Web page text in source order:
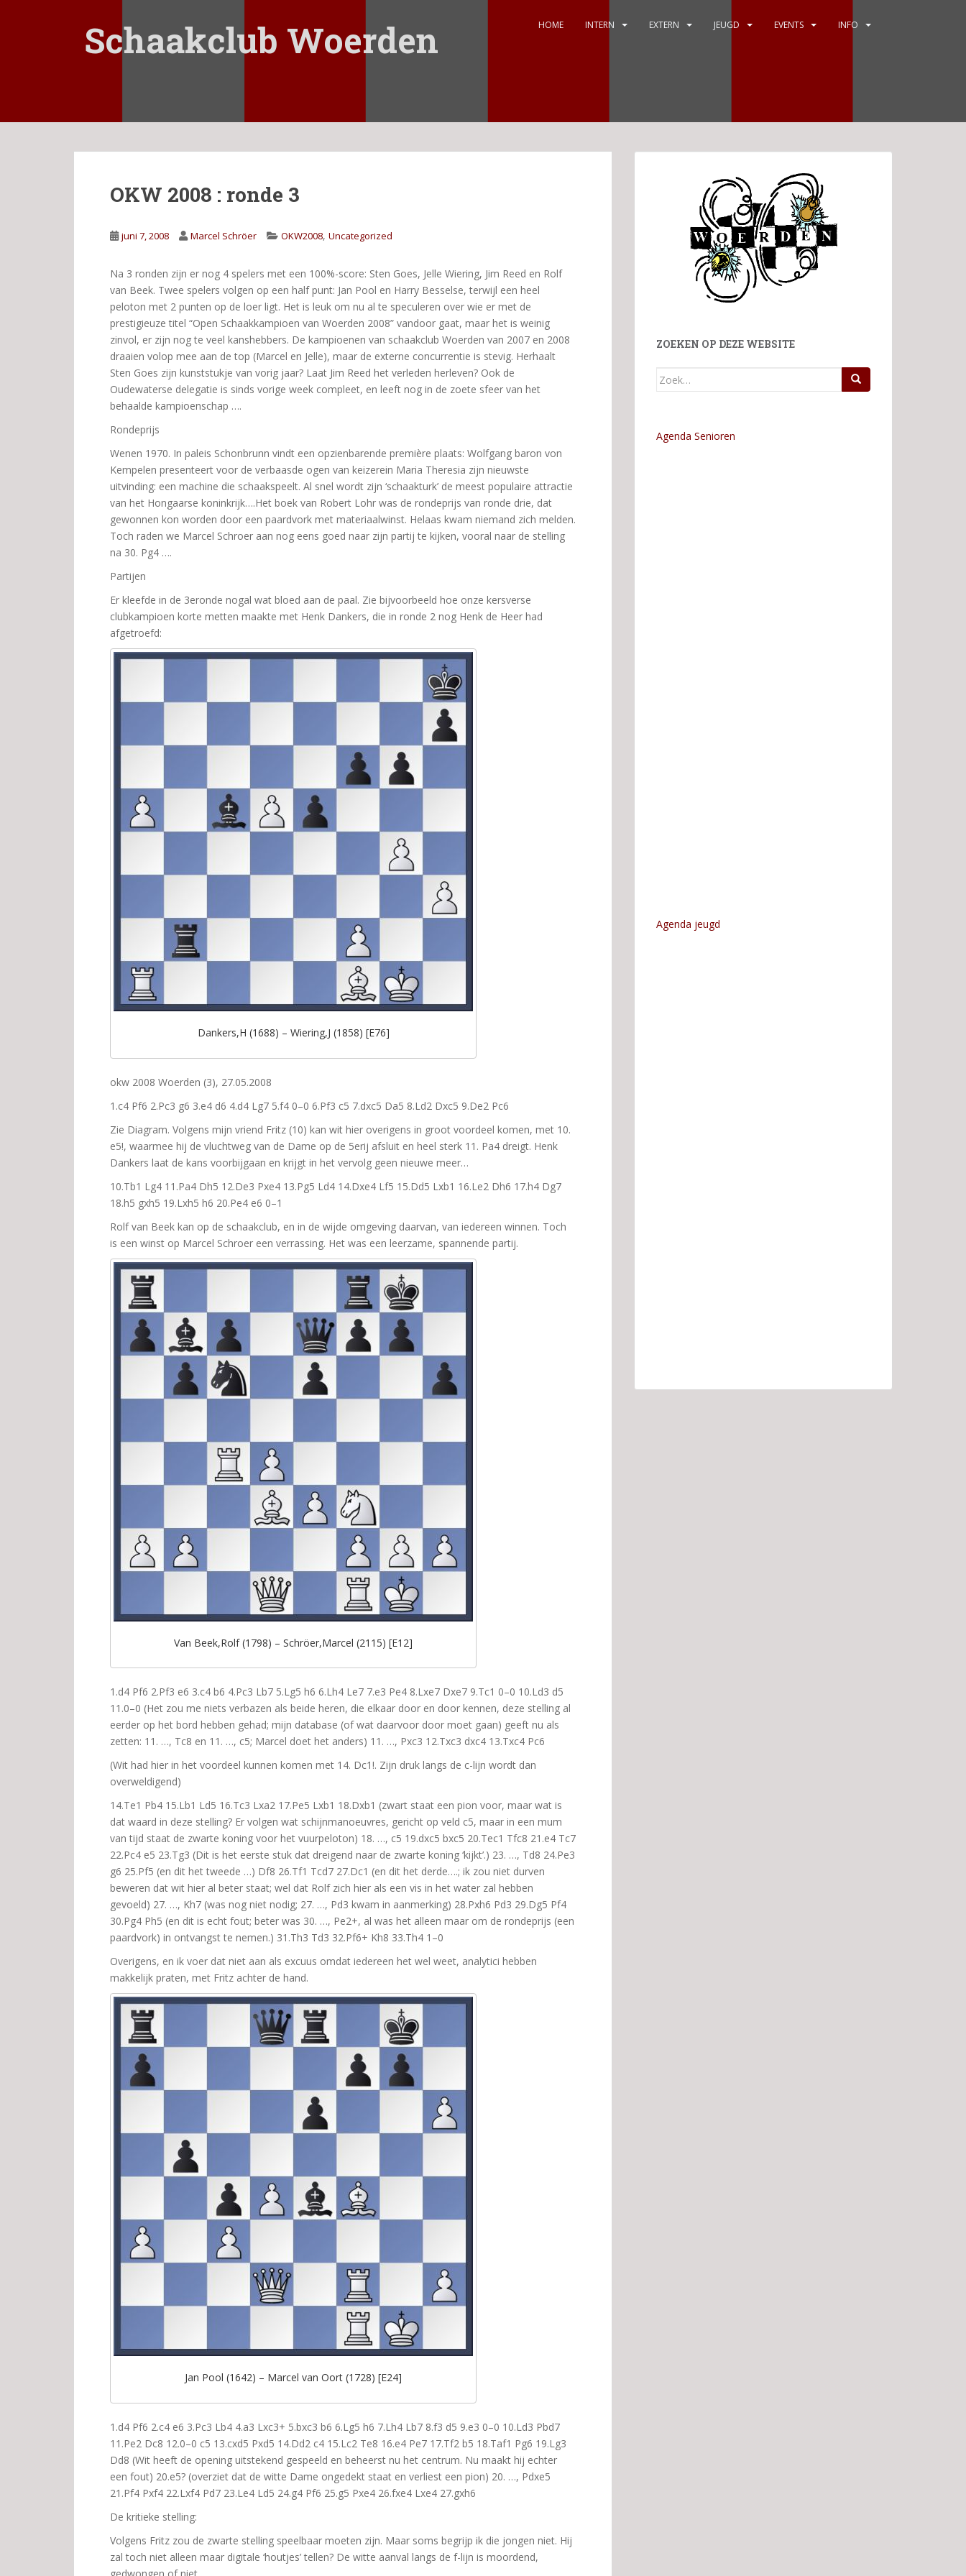
a
Schaakclub Woerden HOME INTERN EXTERN JEUGD EVENTS INFO
OKW 2008 : ronde 3
juni 7, 2008 Marcel Schröer OKW2008, Uncategorized
Na 3 ronden zijn er nog 4 spelers met een 100%-score: Sten Goes, Jelle Wiering, Jim Reed en Rolf
van Beek. Twee spelers volgen op een half punt: Jan Pool en Harry Besselse, terwijl een heel
peloton met 2 punten op de loer ligt. Het is leuk om nu al te speculeren over wie er met de
prestigieuze titel “Open Schaakkampioen van Woerden 2008” vandoor gaat, maar het is weinig
zinvol, er zijn nog te veel kanshebbers. De kampioenen van schaakclub Woerden van 2007 en 2008
draaien volop mee aan de top (Marcel en Jelle), maar de externe concurrentie is stevig. Herhaalt
Sten Goes zijn kunststukje van vorig jaar? Laat Jim Reed het verleden herleven? Ook de
Oudewaterse delegatie is sinds vorige week compleet, en leeft nog in de zoete sfeer van het
behaalde kampioenschap ….
Rondeprijs
Wenen 1970. In paleis Schonbrunn vindt een opzienbarende première plaats: Wolfgang baron von
Kempelen presenteert voor de verbaasde ogen van keizerein Maria Theresia zijn nieuwste
uitvinding: een machine die schaakspeelt. Al snel wordt zijn ‘schaakturk’ de meest populaire attractie
van het Hongaarse koninkrijk….Het boek van Robert Lohr was de rondeprijs van ronde drie, dat
gewonnen kon worden door een paardvork met materiaalwinst. Helaas kwam niemand zich melden.
Toch raden we Marcel Schroer aan nog eens goed naar zijn partij te kijken, vooral naar de stelling
na 30. Pg4 ….
Partijen
Er kleefde in de 3eronde nogal wat bloed aan de paal. Zie bijvoorbeeld hoe onze kersverse
clubkampioen korte metten maakte met Henk Dankers, die in ronde 2 nog Henk de Heer had
afgetroefd:
Dankers,H (1688) – Wiering,J (1858) [E76]
okw 2008 Woerden (3), 27.05.2008
1.c4 Pf6 2.Pc3 g6 3.e4 d6 4.d4 Lg7 5.f4 0–0 6.Pf3 c5 7.dxc5 Da5 8.Ld2 Dxc5 9.De2 Pc6
Zie Diagram. Volgens mijn vriend Fritz (10) kan wit hier overigens in groot voordeel komen, met 10.
e5!, waarmee hij de vluchtweg van de Dame op de 5erij afsluit en heel sterk 11. Pa4 dreigt. Henk
Dankers laat de kans voorbijgaan en krijgt in het vervolg geen nieuwe meer…
10.Tb1 Lg4 11.Pa4 Dh5 12.De3 Pxe4 13.Pg5 Ld4 14.Dxe4 Lf5 15.Dd5 Lxb1 16.Le2 Dh6 17.h4 Dg7
18.h5 gxh5 19.Lxh5 h6 20.Pe4 e6 0–1
Rolf van Beek kan op de schaakclub, en in de wijde omgeving daarvan, van iedereen winnen. Toch
is een winst op Marcel Schroer een verrassing. Het was een leerzame, spannende partij.
Van Beek,Rolf (1798) – Schröer,Marcel (2115) [E12]
1.d4 Pf6 2.Pf3 e6 3.c4 b6 4.Pc3 Lb7 5.Lg5 h6 6.Lh4 Le7 7.e3 Pe4 8.Lxe7 Dxe7 9.Tc1 0–0 10.Ld3 d5
11.0–0 (Het zou me niets verbazen als beide heren, die elkaar door en door kennen, deze stelling al
eerder op het bord hebben gehad; mijn database (of wat daarvoor door moet gaan) geeft nu als
zetten: 11. …, Tc8 en 11. …, c5; Marcel doet het anders) 11. …, Pxc3 12.Txc3 dxc4 13.Txc4 Pc6
(Wit had hier in het voordeel kunnen komen met 14. Dc1!. Zijn druk langs de c-lijn wordt dan
overweldigend)
14.Te1 Pb4 15.Lb1 Ld5 16.Tc3 Lxa2 17.Pe5 Lxb1 18.Dxb1 (zwart staat een pion voor, maar wat is
dat waard in deze stelling? Er volgen wat schijnmanoeuvres, gericht op veld c5, maar in een mum
van tijd staat de zwarte koning voor het vuurpeloton) 18. …, c5 19.dxc5 bxc5 20.Tec1 Tfc8 21.e4 Tc7
22.Pc4 e5 23.Tg3 (Dit is het eerste stuk dat dreigend naar de zwarte koning ‘kijkt’.) 23. …, Td8 24.Pe3
g6 25.Pf5 (en dit het tweede …) Df8 26.Tf1 Tcd7 27.Dc1 (en dit het derde….; ik zou niet durven
beweren dat wit hier al beter staat; wel dat Rolf zich hier als een vis in het water zal hebben
gevoeld) 27. …, Kh7 (was nog niet nodig; 27. …, Pd3 kwam in aanmerking) 28.Pxh6 Pd3 29.Dg5 Pf4
30.Pg4 Ph5 (en dit is echt fout; beter was 30. …, Pe2+, al was het alleen maar om de rondeprijs (een
paardvork) in ontvangst te nemen.) 31.Th3 Td3 32.Pf6+ Kh8 33.Th4 1–0
Overigens, en ik voer dat niet aan als excuus omdat iedereen het wel weet, analytici hebben
makkelijk praten, met Fritz achter de hand.
Jan Pool (1642) – Marcel van Oort (1728) [E24]
1.d4 Pf6 2.c4 e6 3.Pc3 Lb4 4.a3 Lxc3+ 5.bxc3 b6 6.Lg5 h6 7.Lh4 Lb7 8.f3 d5 9.e3 0–0 10.Ld3 Pbd7
11.Pe2 Dc8 12.0–0 c5 13.cxd5 Pxd5 14.Dd2 c4 15.Lc2 Te8 16.e4 Pe7 17.Tf2 b5 18.Taf1 Pg6 19.Lg3
Dd8 (Wit heeft de opening uitstekend gespeeld en beheerst nu het centrum. Nu maakt hij echter
een fout) 20.e5? (overziet dat de witte Dame ongedekt staat en verliest een pion) 20. …, Pdxe5
21.Pf4 Pxf4 22.Lxf4 Pd7 23.Le4 Ld5 24.g4 Pf6 25.g5 Pxe4 26.fxe4 Lxe4 27.gxh6
De kritieke stelling:
Volgens Fritz zou de zwarte stelling speelbaar moeten zijn. Maar soms begrijp ik die jongen niet. Hij
zal toch niet alleen maar digitale ‘houtjes’ tellen? De witte aanval langs de f-lijn is moordend,
ZOEKEN OP DEZE WEBSITE
Zoek
Agenda Senioren
Agenda jeugd